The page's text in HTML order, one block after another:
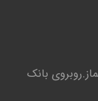
بانک